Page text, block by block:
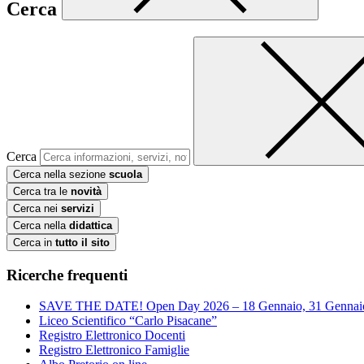
Cerca
Cerca
Cerca nella sezione scuola
Cerca tra le novità
Cerca nei servizi
Cerca nella didattica
Cerca in tutto il sito
Ricerche frequenti
SAVE THE DATE! Open Day 2026 – 18 Gennaio, 31
Liceo Scientifico “Carlo Pisacane”
Registro Elettronico Docenti
Registro Elettronico Famiglie